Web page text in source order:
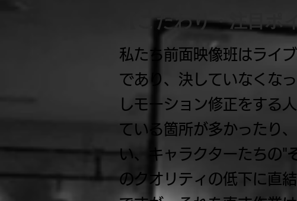
【こだわり・注目ポ
私たち前面映像班はライ
であり、決していなくな
しモーション修正をする
ている箇所が多かったり
い、キャラクターたちの"
のクオリティの低下に直